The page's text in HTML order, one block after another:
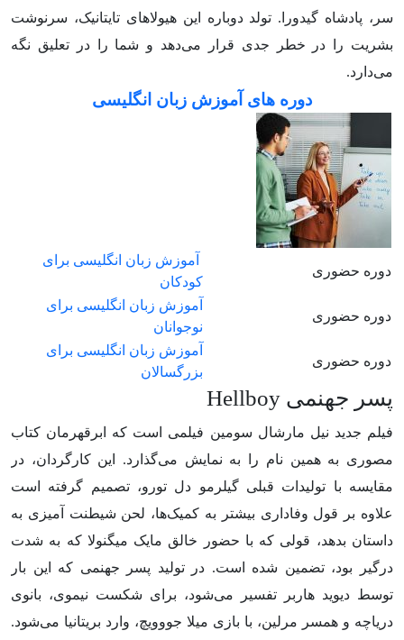
سر، پادشاه گیدورا. تولد دوباره این هیولاهای تایتانیک، سرنوشت
بشریت را در خطر جدی قرار می‌دهد و شما را در تعلیق نگه
می‌دارد.
دوره های آموزش زبان انگلیسی
دوره حضوری
آموزش زبان انگلیسی برای
کودکان
دوره حضوری
آموزش زبان انگلیسی برای
نوجوانان
دوره حضوری
آموزش زبان انگلیسی برای
بزرگسالان
پسر جهنمی Hellboy
فیلم جدید نیل مارشال سومین فیلمی ‌است که ابرقهرمان کتاب
مصوری به همین نام را به نمایش می‌گذارد. این کارگردان، در
مقایسه با تولیدات قبلی گیلرمو دل تورو، تصمیم گرفته است
علاوه بر قول وفاداری بیشتر به کمیک‌ها، لحن شیطنت آمیزی به
داستان بدهد، قولی که با حضور خالق مایک میگنولا که به شدت
درگیر بود، تضمین شده است. در تولید پسر جهنمی ‌که این بار
توسط دیوید ‌هاربر تفسیر می‌شود، برای شکست نیموی، بانوی
دریاچه و همسر مرلین، با بازی میلا جووویچ، وارد بریتانیا می‌شود.